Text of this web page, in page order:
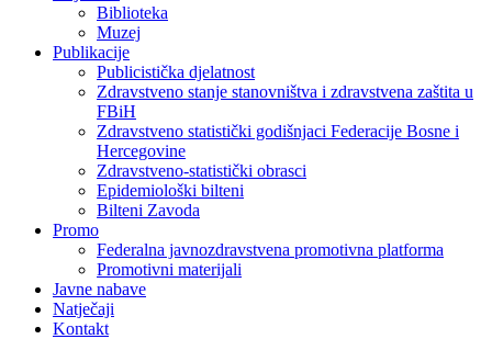
Biblioteka
Muzej
Publikacije
Publicistička djelatnost
Zdravstveno stanje stanovništva i zdravstvena zaštita u
FBiH
Zdravstveno statistički godišnjaci Federacije Bosne i
Hercegovine
Zdravstveno-statistički obrasci
Epidemiološki bilteni
Bilteni Zavoda
Promo
Federalna javnozdravstvena promotivna platforma
Promotivni materijali
Javne nabave
Natječaji
Kontakt